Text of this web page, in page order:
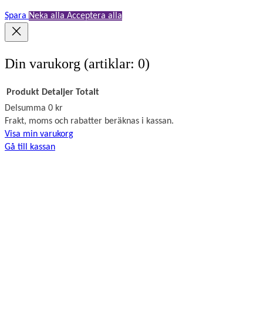
Spara Neka alla Acceptera alla
Din varukorg (artiklar: 0)
Produkter
i
Produkt Detaljer Totalt
Delsumma 0 kr
Frakt, moms och rabatter beräknas i kassan.
Visa min varukorg
Gå till kassan